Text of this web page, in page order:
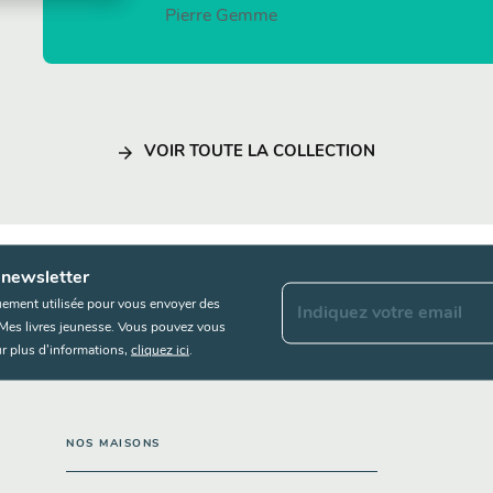
Pierre Gemme
arrow_forward VOIR TOUTE LA COLLECTION
newsletter
utilisée pour vous envoyer des
livres jeunesse. Vous pouvez vous
plus d’informations, cliquez ici.
Indiquez votre email
NOS MAISONS